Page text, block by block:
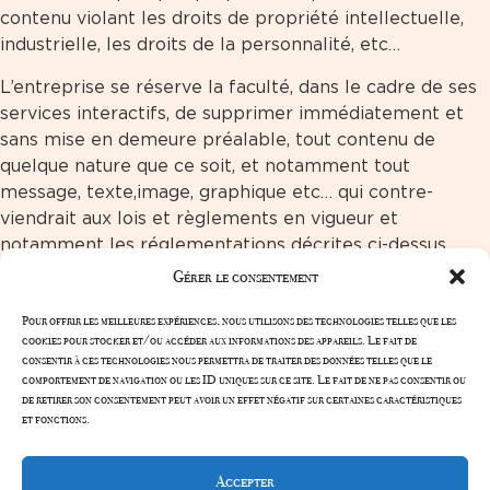
Gérer le consentement
Pour offrir les meilleures expériences, nous utilisons des technologies telles que les
cookies pour stocker et/ou accéder aux informations des appareils. Le fait de
consentir à ces technologies nous permettra de traiter des données telles que le
comportement de navigation ou les ID uniques sur ce site. Le fait de ne pas consentir ou
de retirer son consentement peut avoir un effet négatif sur certaines caractéristiques
et fonctions.
Accepter
contenu violant les droits de propriété intellectuelle,
industrielle, les droits de la personnalité, etc…
L’entreprise se réserve la faculté, dans le cadre de ses
services interactifs, de supprimer immédiatement et
sans mise en demeure préalable, tout contenu de
quelque nature que ce soit, et notamment tout
message, texte,image, graphique etc… qui contre-
viendrait aux lois et règlements en vigueur et
notamment les réglementations décrites ci-dessus.
Les Activités
thermesetvacances@orange.fr
Tel: 05 46 41 03 35